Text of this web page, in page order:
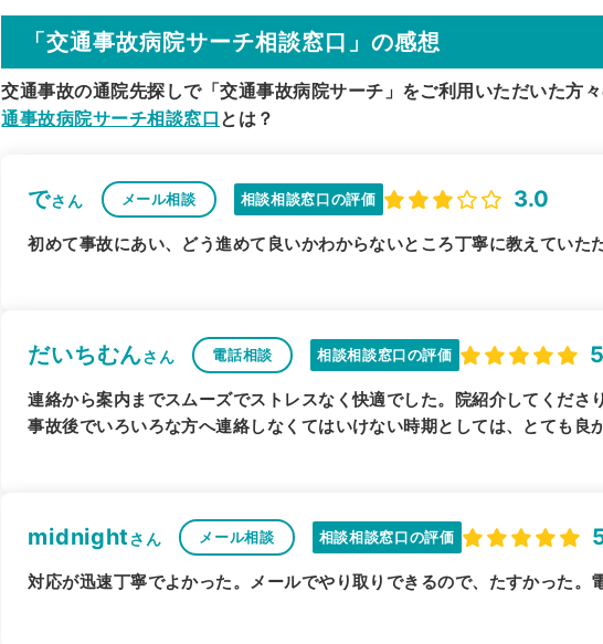
「交通事故病院サーチ相談窓口」の感想
交通事故の通院先探しで「交通事故病院サーチ」をご利用いただいた方
通事故病院サーチ相談窓口 とは？
でさん メール相談 相談相談窓口の評価 3.0
初めて事故にあい、どう進めて良いかわからないところ丁寧に教えていた
だいちむんさん 電話相談 相談相談窓口の評価
連絡から案内までスムーズでストレスなく快適でした。院紹介してくださ
事故後でいろいろな方へ連絡しなくてはいけない時期としては、とても良
midnightさん メール相談 相談相談窓口の評価
対応が迅速丁寧でよかった。メールでやり取りできるので、たすかった。